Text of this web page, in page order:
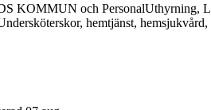
KOMMUN och PersonalUthyrning,
hemtjänst,